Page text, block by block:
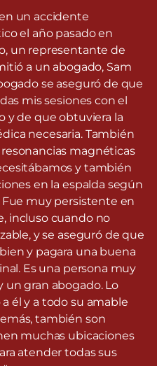
un accidente
el año pasado en
un representante de
a un abogado, Sam
se aseguró de que
mis sesiones con el
y de que obtuviera la
necesaria. También
magnéticas
y también
en la espalda según
Fue muy persistente en
incluso cuando no
y se aseguró de que
y pagara una buena
Es una persona muy
un gran abogado. Lo
él y a todo su amable
también son
muchas ubicaciones
atender todas sus